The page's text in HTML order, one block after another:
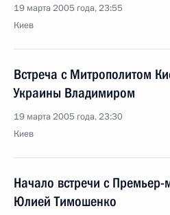
19 марта 2005 года, 23:55
Киев
Встреча с Митрополитом
Украины Владимиром
19 марта 2005 года, 23:30
Киев
Начало встречи с
Юлией Тимошенко